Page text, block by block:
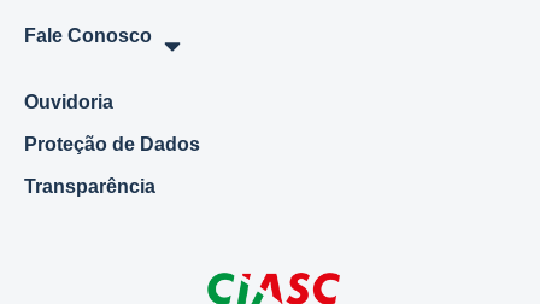
Fale Conosco
Ouvidoria
Proteção de Dados
Transparência